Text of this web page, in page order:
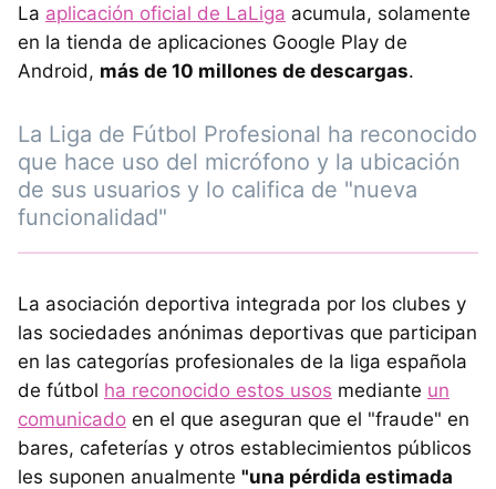
La aplicación oficial de LaLiga acumula, solamente
en la tienda de aplicaciones Google Play de
Android, más de 10 millones de descargas.
La Liga de Fútbol Profesional ha reconocido
que hace uso del micrófono y la ubicación
de sus usuarios y lo califica de "nueva
funcionalidad"
La asociación deportiva integrada por los clubes y
las sociedades anónimas deportivas que participan
en las categorías profesionales de la liga española
de fútbol ha reconocido estos usos mediante un
comunicado en el que aseguran que el "fraude" en
bares, cafeterías y otros establecimientos públicos
les suponen anualmente "una pérdida estimada